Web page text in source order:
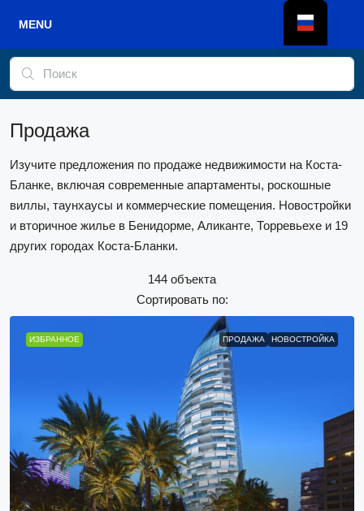
Продажа
Изучите предложения по продаже недвижимости на Коста-
Бланке, включая современные апартаменты, роскошные
виллы, таунхаусы и коммерческие помещения. Новостройки
и вторичное жилье в Бенидорме, Аликанте, Торревьехе и 19
других городах Коста-Бланки.
144 объекта
Сортировать по:
ИЗБРАННОЕ ПРОДАЖА НОВОСТРОЙКА